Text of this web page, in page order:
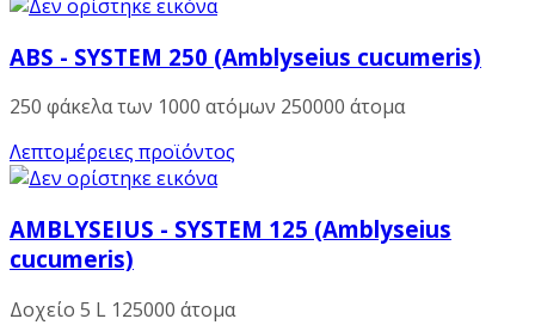
ABS - SYSTEM 250 (Amblyseius cucumeris)
250 φάκελα των 1000 ατόμων 250000 άτομα
Λεπτομέρειες προϊόντος
AMBLYSEIUS - SYSTEM 125 (Amblyseius
cucumeris)
Δοχείο 5 L 125000 άτομα